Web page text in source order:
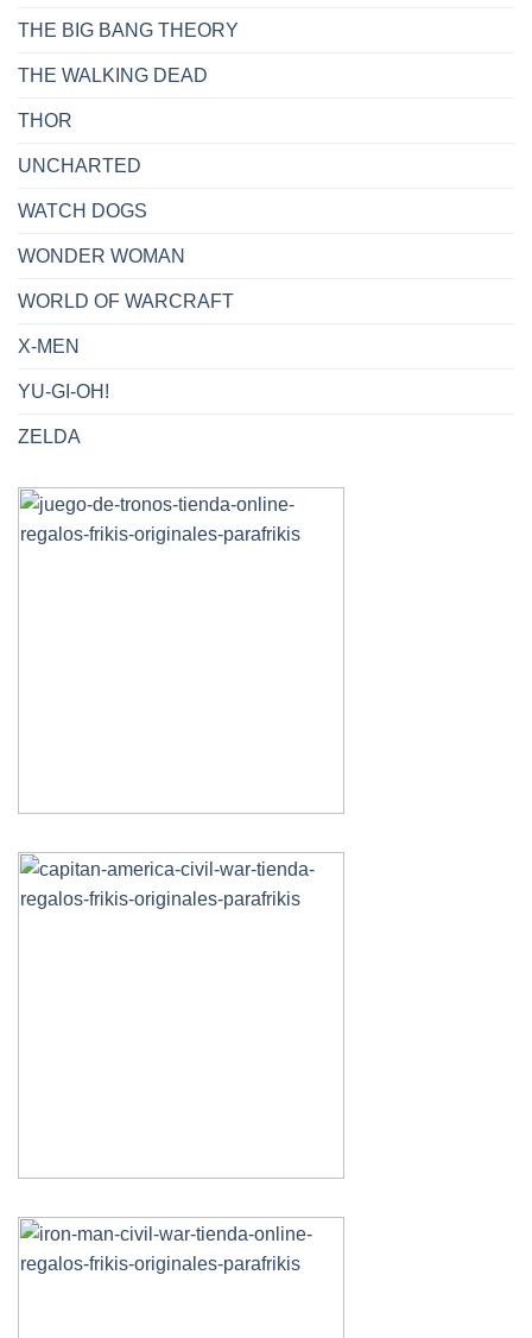
THE BIG BANG THEORY
THE WALKING DEAD
THOR
UNCHARTED
WATCH DOGS
WONDER WOMAN
WORLD OF WARCRAFT
X-MEN
YU-GI-OH!
ZELDA